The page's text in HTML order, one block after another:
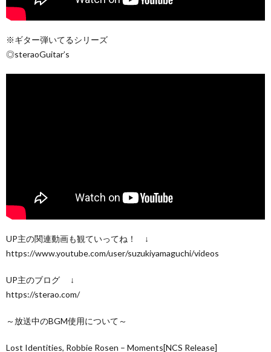
※ギター弾いてるシリーズ
◎steraoGuitar’s
UP主の関連動画も観ていってね！ ↓
https://www.youtube.com/user/suzukiyamaguchi/videos
UP主のブログ ↓
https://sterao.com/
～放送中のBGM使用について～
Lost Identities, Robbie Rosen – Moments[NCS Release]